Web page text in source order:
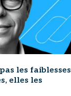
les faiblesses
elles les